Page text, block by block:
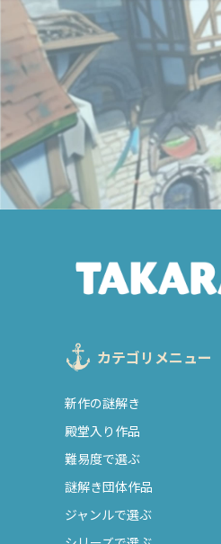
カテゴリメニュー
新作の謎解き
殿堂入り作品
難易度で選ぶ
謎解き団体作品
ジャンルで選ぶ